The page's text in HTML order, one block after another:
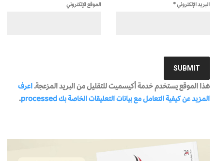
البريد الإلكتروني* الموقع الإلكتروني
هذا الموقع يستخدم خدمة أكيسميت للتقليل من البريد المزعجة. اعرف
المزيد عن كيفية التعامل مع بيانات التعليقات الخاصة بك processed
.